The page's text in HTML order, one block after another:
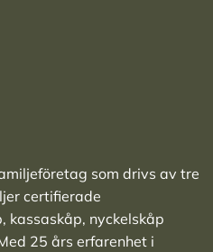
som drivs av tre
certifierade
, kassaskåp, nyckelskåp
25 års erfarenhet i